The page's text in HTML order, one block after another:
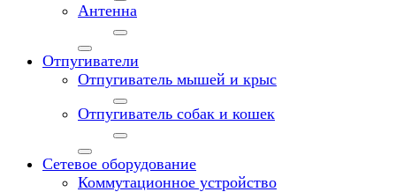
Антенна
Отпугиватели
Отпугиватель мышей и крыс
Отпугиватель собак и кошек
Сетевое оборудование
Коммутационное устройство